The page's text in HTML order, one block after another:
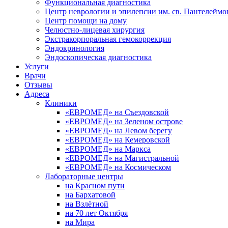
Функциональная диагностика
Центр неврологии и эпилепсии им. св.
Центр помощи на дому
Челюстно-лицевая хирургия
Экстракорпоральная гемокоррекция
Эндокринология
Эндоскопическая диагностика
Услуги
Врачи
Отзывы
Адреса
Клиники
«ЕВРОМЕД» на Съездовской
«ЕВРОМЕД» на Зеленом острове
«ЕВРОМЕД» на Левом берегу
«ЕВРОМЕД» на Кемеровской
«ЕВРОМЕД» на Маркса
«ЕВРОМЕД» на Магистральной
«ЕВРОМЕД» на Космическом
Лабораторные центры
на Красном пути
на Бархатовой
на Взлётной
на 70 лет Октября
на Мира